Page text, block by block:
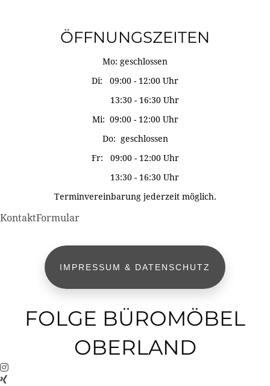
ÖFFNUNGSZEITEN
Mo: geschlossen
Di: 09:00 - 12:00 Uhr
13:30 - 16:30 Uhr
Mi: 09:00 - 12:00 Uhr
Do: geschlossen
Fr: 09:00 - 12:00 Uhr
13:30 - 16:30 Uhr
Terminvereinbarung jederzeit möglich.
KontaktFormular
IMPRESSUM & DATENSCHUTZ
FOLGE BÜROMÖBEL
OBERLAND